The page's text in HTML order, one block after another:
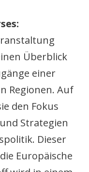
Überblick
einer
Regionen. Auf
den Fokus
Strategien
Dieser
Europäische